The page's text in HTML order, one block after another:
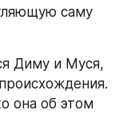
саму
Диму и Муся,
она об этом